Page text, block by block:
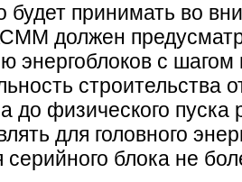
будет принимать во
должен
энергоблоков с шагом
строительства
до физического пуска
для головного
серийного блока не